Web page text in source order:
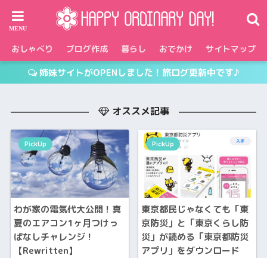
おしゃべり ブログ作成 暮らし おでかけ サイトマップ
姉妹サイトがOPENしました！旅ログ更新中です♪
オススメ記事
わが家の電気代大公開！真
夏のエアコン1ヶ月つけっ
ぱなしチャレンジ！
【Rewritten】
PickUp
東京都民じゃなくても「東
京防災」と「東京くらし防
災」が読める「東京都防災
アプリ」をダウンロード
PickUp